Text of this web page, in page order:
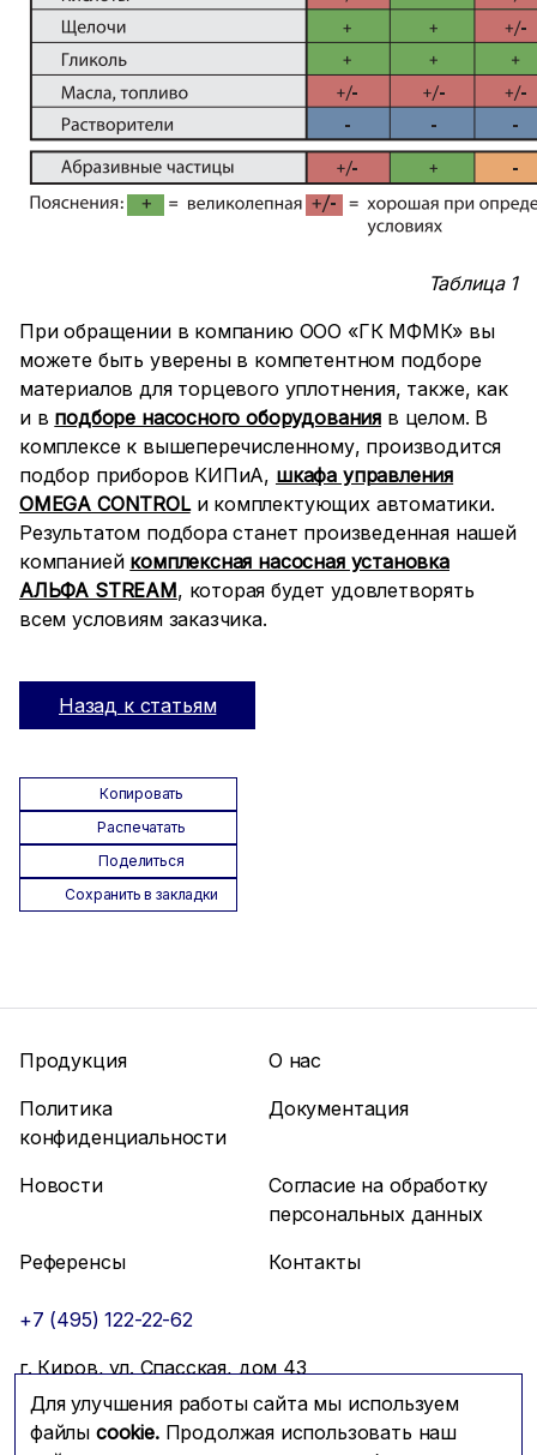
Таблица 1
При обращении в компанию ООО «ГК МФМК» вы
можете быть уверены в компетентном подборе
материалов для торцевого уплотнения, также, как
и в подборе насосного оборудования в целом. В
комплексе к вышеперечисленному, производится
подбор приборов КИПиА, шкафа управления
ОMEGA CONTROLи комплектующих автоматики.
Результатом подбора станет произведенная нашей
компанией комплексная насосная установка
АЛЬФА STREAM, которая будет удовлетворять
всем условиям заказчика.
Назад к статьям
Копировать
Распечатать
Поделиться
Сохранить в закладки
Для улучшения работы сайта мы используем
файлы cookie.Продолжая использовать наш
Продукция
О нас
Политика
конфиденциальности
Документация
Новости
Согласие на обработку
персональных данных
Референсы
Контакты
+7 (495) 122-22-62
г. Киров, ул. Спасская, дом 43
info@mfmc.ru
Связаться с нами